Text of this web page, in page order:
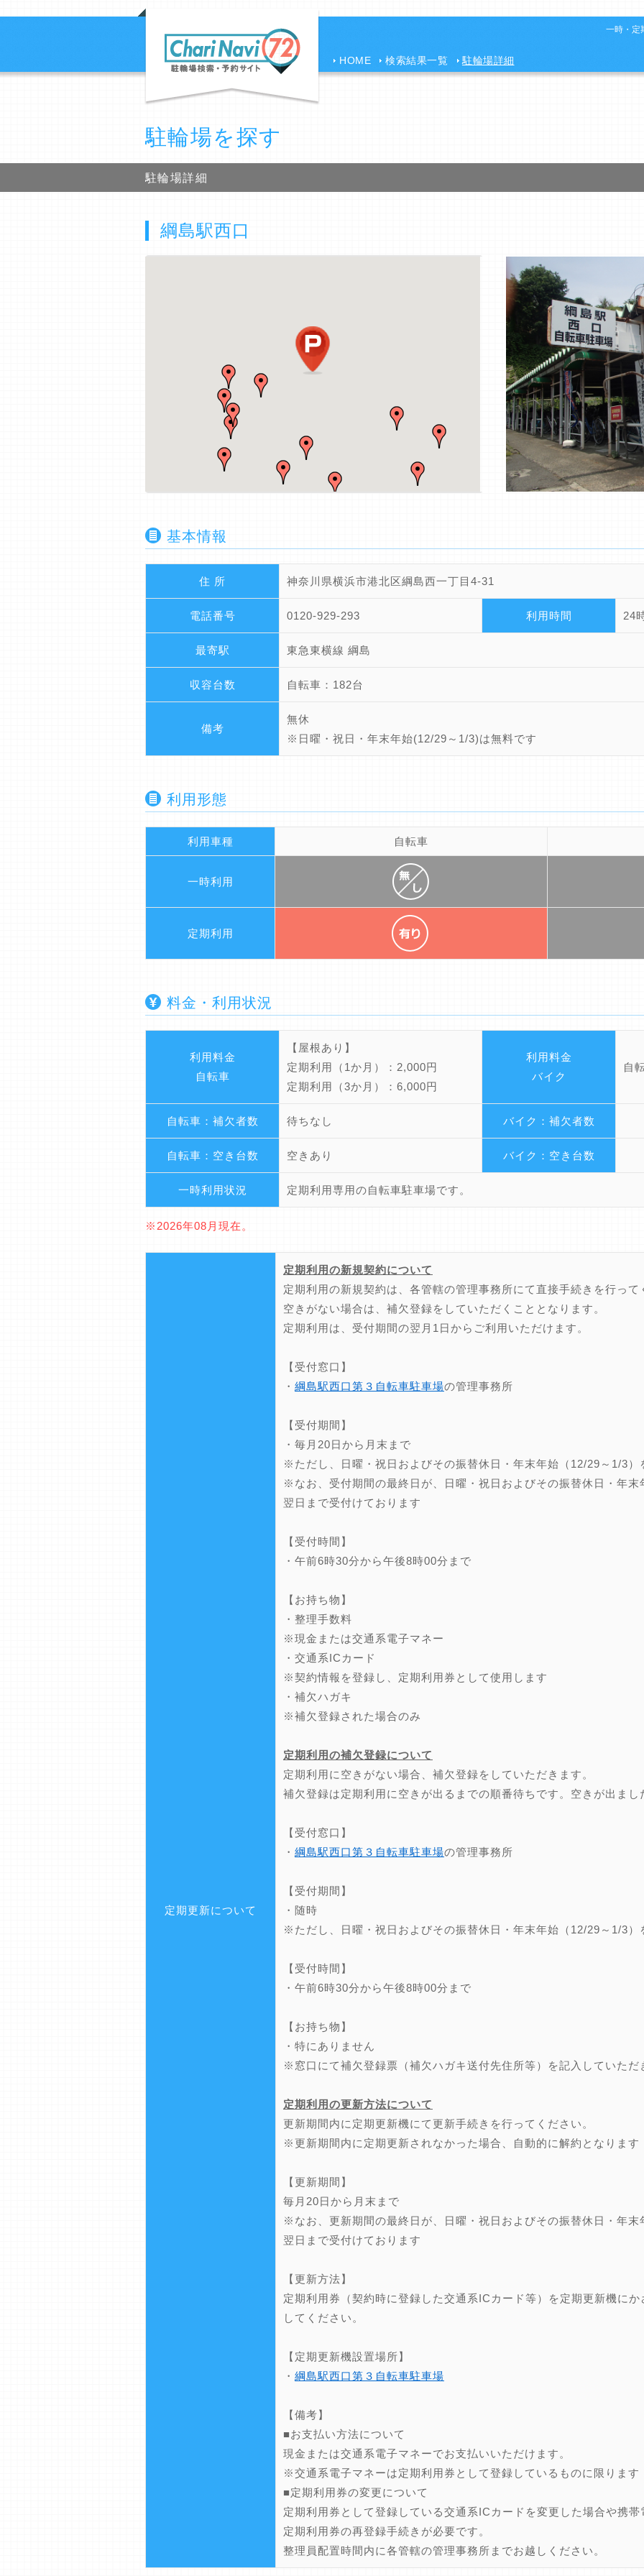
一時・定
HOME 検索結果一覧 駐輪場詳細
駐輪場を探す
駐輪場詳細
綱島駅西口
基本情報
住 所 神奈川県横浜市港北区綱島西一丁目4-31
電話番号 0120-929-293 利用時間 24
最寄駅 東急東横線 綱島
収容台数 自転車：182台
備考
無休
※日曜・祝日・年末年始(12/29～1/3)は無料です
利用形態
利用車種 自転車
一時利用
定期利用
料金・利用状況
利用料金
自転車
【屋根あり】
定期利用（1か月）：2,000円
定期利用（3か月）：6,000円
利用料金
バイク
自
自転車：補欠者数 待ちなし バイク：補欠者数
自転車：空き台数 空きあり バイク：空き台数
一時利用状況 定期利用専用の自転車駐車場です。
※2026年08月現在。
定期更新について
定期利用の新規契約について
定期利用の新規契約は、各管轄の管理事務所にて直接手続きを行って
空きがない場合は、補欠登録をしていただくこととなります。
定期利用は、受付期間の翌月1日からご利用いただけます。
【受付窓口】
・ 綱島駅西口第３自転車駐車場の管理事務所
【受付期間】
・毎月20日から月末まで
※ただし、日曜・祝日およびその振替休日・年末年始（12/29～1/3）
※なお、受付期間の最終日が、日曜・祝日およびその振替休日・年
翌日まで受付けております
【受付時間】
・午前6時30分から午後8時00分まで
【お持ち物】
・整理手数料
※現金または交通系電子マネー
・交通系ICカード
※契約情報を登録し、定期利用券として使用します
・補欠ハガキ
※補欠登録された場合のみ
定期利用の補欠登録について
定期利用に空きがない場合、補欠登録をしていただきます。
補欠登録は定期利用に空きが出るまでの順番待ちです。空きが出ま
【受付窓口】
・ 綱島駅西口第３自転車駐車場の管理事務所
【受付期間】
・随時
※ただし、日曜・祝日およびその振替休日・年末年始（12/29～1/3）
【受付時間】
・午前6時30分から午後8時00分まで
【お持ち物】
・特にありません
※窓口にて補欠登録票（補欠ハガキ送付先住所等）を記入していただ
定期利用の更新方法について
更新期間内に定期更新機にて更新手続きを行ってください。
※更新期間内に定期更新されなかった場合、自動的に解約となります
【更新期間】
毎月20日から月末まで
※なお、更新期間の最終日が、日曜・祝日およびその振替休日・年
翌日まで受付けております
【更新方法】
定期利用券（契約時に登録した交通系ICカード等）を定期更新機に
してください。
【定期更新機設置場所】
・ 綱島駅西口第３自転車駐車場
【備考】
■お支払い方法について
現金または交通系電子マネーでお支払いいただけます。
※交通系電子マネーは定期利用券として登録しているものに限ります
■定期利用券の変更について
定期利用券として登録している交通系ICカードを変更した場合や携
定期利用券の再登録手続きが必要です。
整理員配置時間内に各管轄の管理事務所までお越しください。